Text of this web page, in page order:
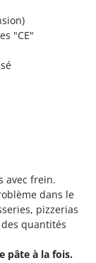
"CE"
avec frein.
dans le
pizzerias
quantités
pâte à la fois.